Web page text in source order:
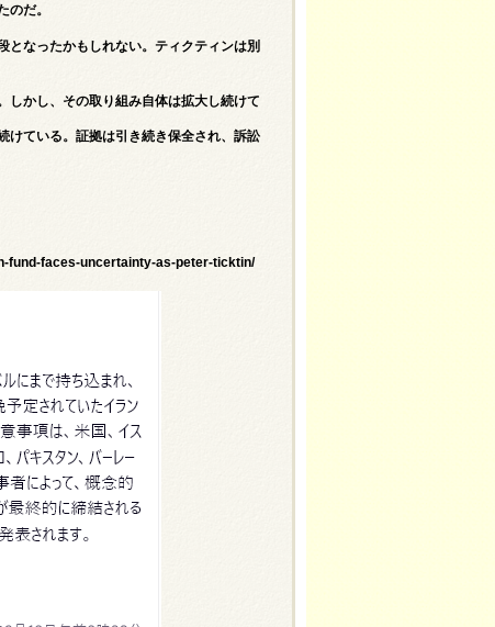
のだ。
となったかもしれない。ティクティンは別
しかし、その取り組み自体は拡大し続けて
けている。証拠は引き続き保全され、訴訟
fund-faces-uncertainty-as-peter-ticktin/